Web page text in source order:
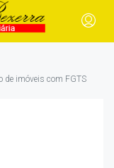
de imóveis com FGTS